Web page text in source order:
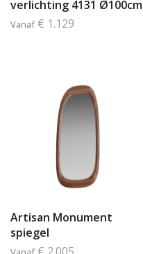
verlichting 4131 Ø100cm
Vanaf € 1.129
Artisan Monument
spiegel